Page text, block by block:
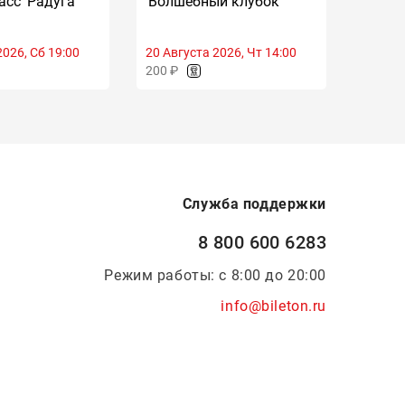
Сб 19:00
20 Августа 2026, Чт 14:00
200 ₽
Служба поддержки
8 800 600 6283
Режим работы: с 8:00 до 20:00
info@bileton.ru